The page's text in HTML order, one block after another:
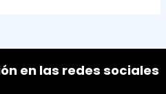
en las redes sociales